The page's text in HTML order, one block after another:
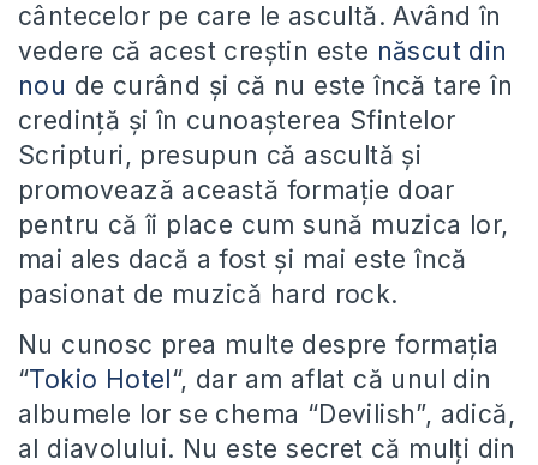
cântecelor pe care le ascultă. Având în
vedere că acest creștin este născut din
nou de curând și că nu este încă tare în
credință și în cunoașterea Sfintelor
Scripturi, presupun că ascultă și
promovează această formație doar
pentru că îi place cum sună muzica lor,
mai ales dacă a fost și mai este încă
pasionat de muzică hard rock.
Nu cunosc prea multe despre formația
“Tokio Hotel“, dar am aflat că unul din
albumele lor se chema “Devilish”, adică,
al diavolului. Nu este secret că mulți din